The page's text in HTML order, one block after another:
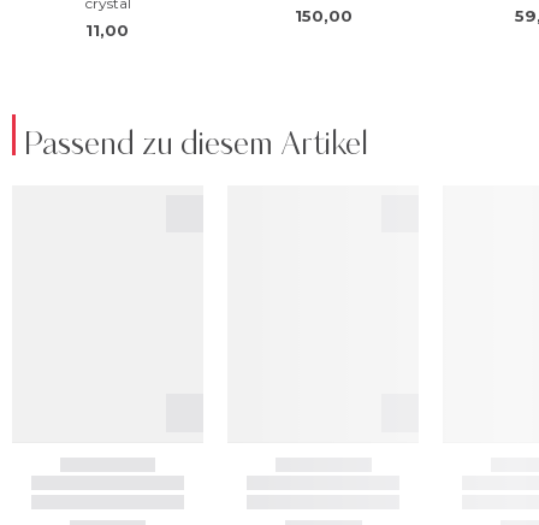
Passend zu diesem Artikel